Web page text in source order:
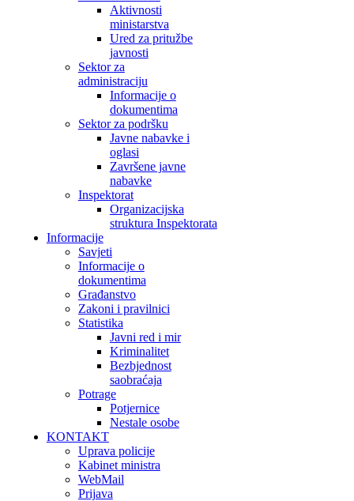
Aktivnosti
ministarstva
Ured za pritužbe
javnosti
Sektor za
administraciju
Informacije o
dokumentima
Sektor za podršku
Javne nabavke i
oglasi
Završene javne
nabavke
Inspektorat
Organizacijska
struktura Inspektorata
Informacije
Savjeti
Informacije o
dokumentima
Građanstvo
Zakoni i pravilnici
Statistika
Javni red i mir
Kriminalitet
Bezbjednost
saobraćaja
Potrage
Potjernice
Nestale osobe
KONTAKT
Uprava policije
Kabinet ministra
WebMail
Prijava